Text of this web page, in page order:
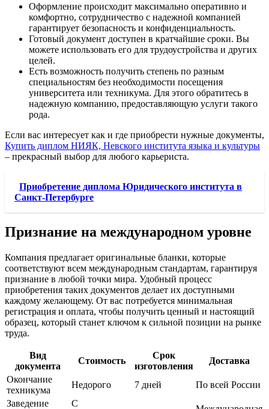
Оформление происходит максимально оперативно и
комфортно, сотрудничество с надежной компанией
гарантирует безопасность и конфиденциальность.
Готовый документ доступен в кратчайшие сроки. Вы
можете использовать его для трудоустройства и других
целей.
Есть возможность получить степень по разным
специальностям без необходимости посещения
университета или техникума. Для этого обратитесь в
надежную компанию, предоставляющую услуги такого
рода.
Если вас интересует как и где приобрести нужные документы,
Купить диплом НИЯК, Невского института языка и культуры
– прекрасный выбор для любого карьериста.
Приобретение диплома Юридического института в
Санкт-Петербурге
Признание на международном уровне
Компания предлагает оригинальные бланки, которые
соответствуют всем международным стандартам, гарантируя
признание в любой точки мира. Удобный процесс
приобретения таких документов делает их доступными
каждому желающему. От вас потребуется минимальная
регистрация и оплата, чтобы получить ценный и настоящий
образец, который станет ключом к сильной позиции на рынке
труда.
Вид
документа
Стоимость
Срок
изготовления
Доставка
Окончание
техникума
Недорого 7 дней
По всей России
Заведение
С